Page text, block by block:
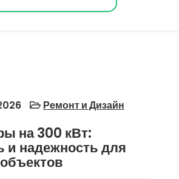
Ремонт и Дизайн
на 300 кВт:
и надежность для